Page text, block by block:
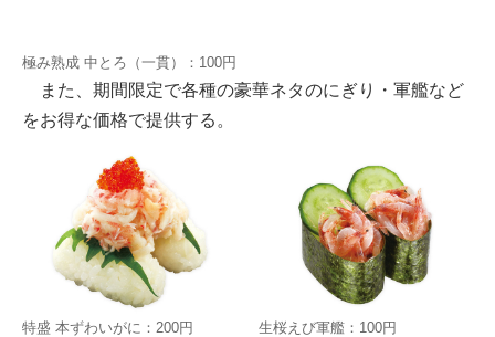
極み熟成 中とろ（一貫）：100円
また、期間限定で各種の豪華ネタのにぎり・軍艦など
をお得な価格で提供する。
特盛 本ずわいがに：200円 生桜えび軍艦：100円